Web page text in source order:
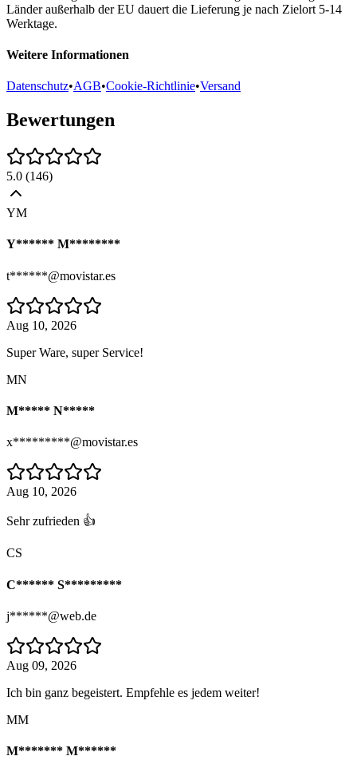
Länder außerhalb der EU dauert die Lieferung je nach Zielort 5-14
Werktage.
Weitere Informationen
Datenschutz•AGB•Cookie-Richtlinie•Versand
Bewertungen
5.0 (146)
YM
Y****** M********
t******@movistar.es
Aug 10, 2026
Super Ware, super Service!
MN
M***** N*****
x*********@movistar.es
Aug 10, 2026
Sehr zufrieden 👍
CS
C****** S*********
j******@web.de
Aug 09, 2026
Ich bin ganz begeistert. Empfehle es jedem weiter!
MM
M******* M******